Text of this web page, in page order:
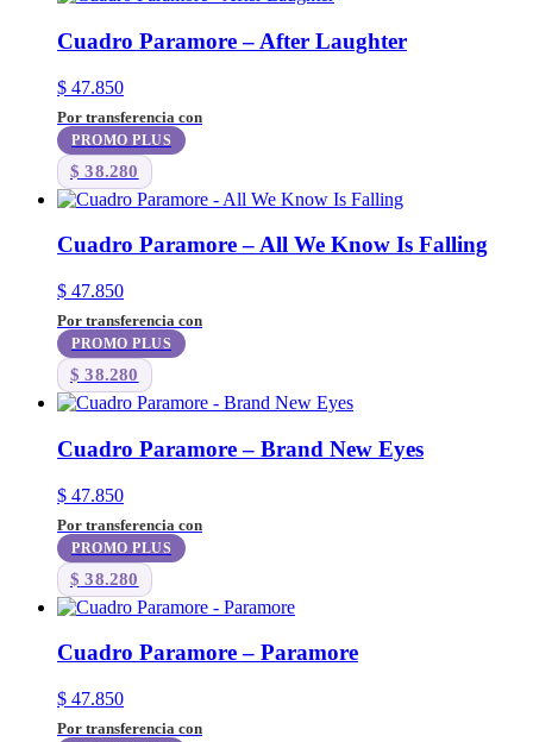
Cuadro Paramore – After Laughter
$ 47.850
Por transferencia con
PROMO PLUS
$ 38.280
Cuadro Paramore – All We Know Is Falling
$ 47.850
Por transferencia con
PROMO PLUS
$ 38.280
Cuadro Paramore – Brand New Eyes
$ 47.850
Por transferencia con
PROMO PLUS
$ 38.280
Cuadro Paramore – Paramore
$ 47.850
Por transferencia con